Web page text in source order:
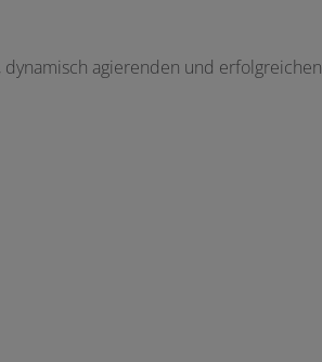
agierenden und erfolgreichen